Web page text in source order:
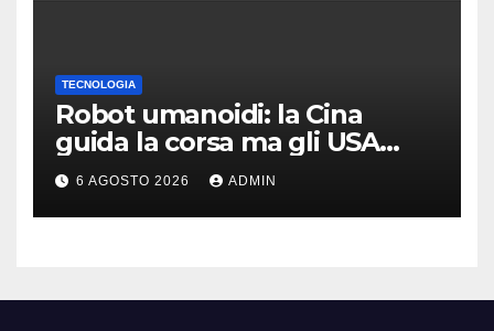
TECNOLOGIA
Robot umanoidi: la Cina
guida la corsa ma gli USA
restano davanti nella qualità
6 AGOSTO 2026 ADMIN